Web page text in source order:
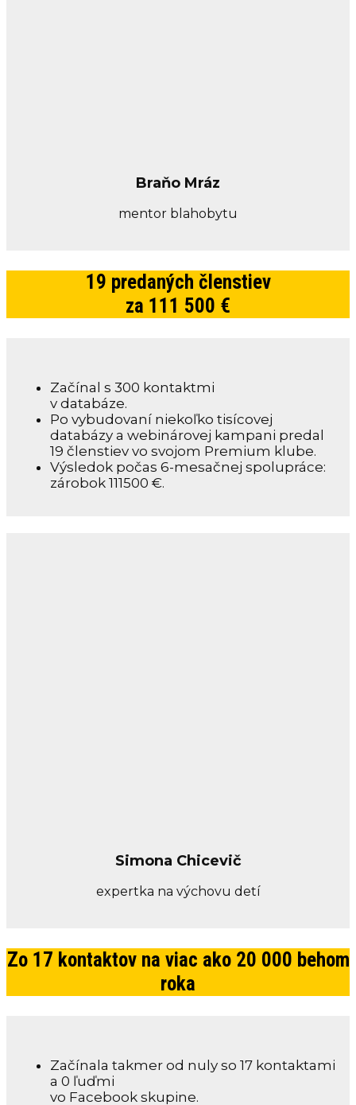
Braňo Mráz
mentor blahobytu
19 predaných členstiev
za 111 500 €
Začínal s 300 kontaktmi
v databáze.
Po vybudovaní niekoľko tisícovej
databázy a webinárovej kampani predal
19 členstiev vo svojom Premium klube.
Výsledok počas 6-mesačnej spolupráce:
zárobok 111500 €.
Simona Chicevič
expertka na výchovu detí
Zo 17 kontaktov na viac ako 20 000 behom
roka
Začínala takmer od nuly so 17 kontaktami
a 0 ľuďmi
vo Facebook skupine.